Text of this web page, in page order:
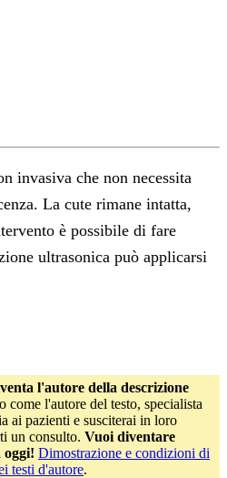
invasiva che non necessita
La cute rimane intatta,
è possibile di fare
ultrasonica può applicarsi
l'autore della descrizione
come l'autore del testo, specialista
ai pazienti e susciterai in loro
un consulto. Vuoi diventare
oggi! Dimostrazione e condizioni di
testi d'autore.